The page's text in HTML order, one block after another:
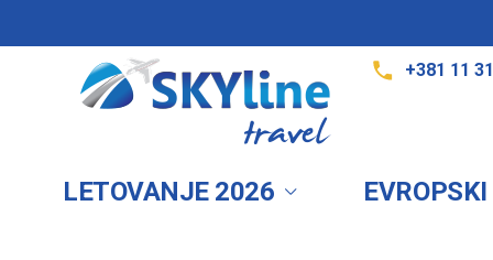
+381 11
LETOVANJE 2026